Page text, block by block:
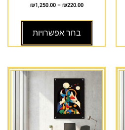
₪220.00
–
₪1,250.00
בחר אפשרויות